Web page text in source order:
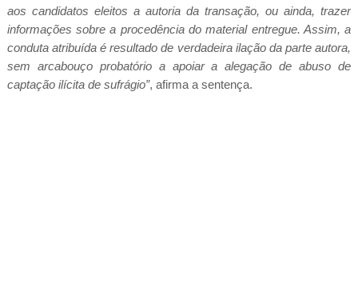
aos candidatos eleitos a autoria da transação, ou ainda, trazer
informações sobre a procedência do material entregue. Assim, a
conduta atribuída é resultado de verdadeira ilação da parte autora,
sem arcabouço probatório a apoiar a alegação de abuso de
captação ilícita de sufrágio”, afirma a sentença.